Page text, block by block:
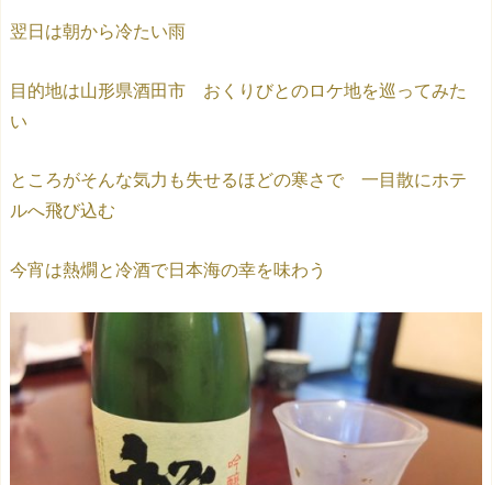
翌日は朝から冷たい雨
目的地は山形県酒田市 おくりびとのロケ地を巡ってみた
い
ところがそんな気力も失せるほどの寒さで 一目散にホテ
ルへ飛び込む
今宵は熱燗と冷酒で日本海の幸を味わう